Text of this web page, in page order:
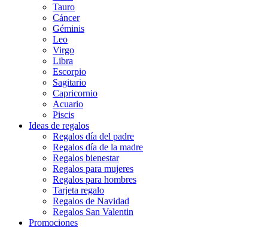
Tauro
Cáncer
Géminis
Leo
Virgo
Libra
Escorpio
Sagitario
Capricornio
Acuario
Piscis
Ideas de regalos
Regalos día del padre
Regalos día de la madre
Regalos bienestar
Regalos para mujeres
Regalos para hombres
Tarjeta regalo
Regalos de Navidad
Regalos San Valentin
Promociones